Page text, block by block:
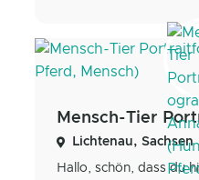
Lichtenau, Sachsen
Hallo, schön, dass du